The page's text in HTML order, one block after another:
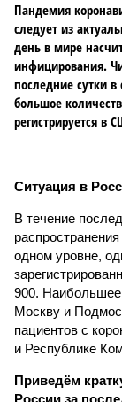
Пандемия
следует из
день в мире
инфицирования.
последние сутки
большое
регистрируется в
Ситуация в
В течение
одном уровне,
900. Наибольшее
Москву и
пациентов с
и Республике
Приведём
России за